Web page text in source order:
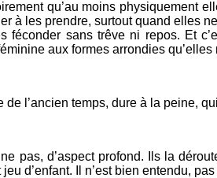
qu’au moins physiquement
à les prendre, surtout quand elles
sans trêve ni repos. Et
aux formes arrondies qu’elles
l’ancien temps, dure à la peine,
pas, d’aspect profond. Ils la
d’enfant. Il n’est bien entendu,